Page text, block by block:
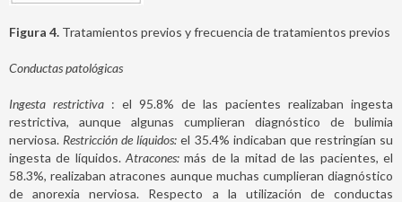
Figura 4. Tratamientos previos y frecuencia de tratamientos previos
Conductas patológicas
Ingesta restrictiva : el 95.8% de las pacientes realizaban ingesta
restrictiva, aunque algunas cumplieran diagnóstico de bulimia
nerviosa. Restricción de líquidos:el 35.4% indicaban que restringían su
ingesta de líquidos.Atracones:más de la mitad de las pacientes, el
58.3%, realizaban atracones aunque muchas cumplieran diagnóstico
de anorexia nerviosa. Respecto a la utilización de conductas